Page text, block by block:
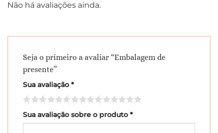
Não há avaliações ainda.
Seja o primeiro a avaliar “Embalagem de
presente”
Sua avaliação *
Sua avaliação sobre o produto *